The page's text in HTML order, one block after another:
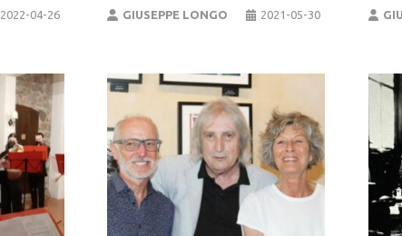
2022-04-26 GIUSEPPE LONGO 2021-05-30